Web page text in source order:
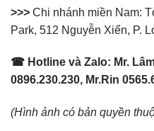
>>> Chi nhánh miền Nam:
Park, 512 Nguyễn Xiển, P.
☎ Hotline và Zalo: Mr.
0896.230.230, Mr.Rin
(Hình ảnh có bản quyền